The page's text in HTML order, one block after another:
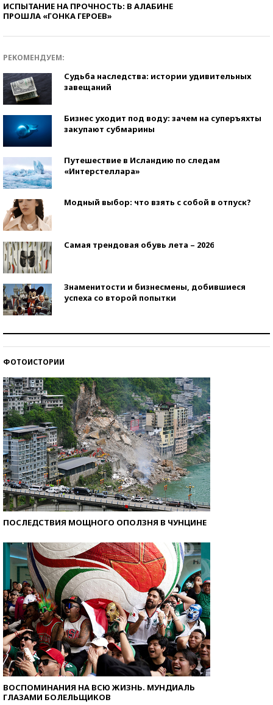
ИСПЫТАНИЕ НА ПРОЧНОСТЬ: В АЛАБИНЕ
ПРОШЛА «ГОНКА ГЕРОЕВ»
РЕКОМЕНДУЕМ:
Судьба наследства: истории удивительных
завещаний
Бизнес уходит под воду: зачем на суперъяхты
закупают субмарины
Путешествие в Исландию по следам
«Интерстеллара»
Модный выбор: что взять с собой в отпуск?
Самая трендовая обувь лета – 2026
Знаменитости и бизнесмены, добившиеся
успеха со второй попытки
ФОТОИСТОРИИ
ПОСЛЕДСТВИЯ МОЩНОГО ОПОЛЗНЯ В ЧУНЦИНЕ
ВОСПОМИНАНИЯ НА ВСЮ ЖИЗНЬ. МУНДИАЛЬ
ГЛАЗАМИ БОЛЕЛЬЩИКОВ